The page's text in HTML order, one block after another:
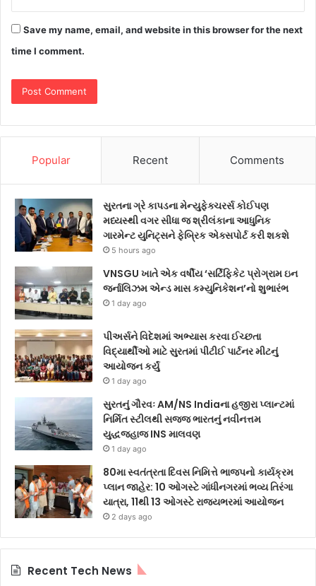
Save my name, email, and website in this browser for the next
time I comment.
Popular Recent Comments
સુરતના ગ્રે કાપડના મેન્યુફેક્ચરર્સ કોઈપણ
મધ્યસ્થી વગર સીધા જ શ્રીલંકાના આધુનિક
ગારમેન્ટ યુનિટ્સને ફેબ્રિક એક્સપોર્ટ કરી શકશે
5 hours ago
VNSGU ખાતે એક વર્ષીય ‘સર્ટિફિકેટ પ્રોગ્રામ ઇન
જર્નાલિઝમ એન્ડ માસ કમ્યુનિકેશન’નો શુભારંભ
1 day ago
પીઅર્સને વિદેશમાં અભ્યાસ કરવા ઈચ્છતા
વિદ્યાર્થીઓ માટે સુરતમાં પીટીઈ પાર્ટનર મીટનું
આયોજન કર્યું
1 day ago
સુરતનું ગૌરવઃ AM/NS Indiaના હજીરા પ્લાન્ટમાં
નિર્મિત સ્ટીલથી સજ્જ ભારતનું નવીનત્તમ
યુદ્ધજહાજ INS માલવણ
1 day ago
80મા સ્વતંત્રતા દિવસ નિમિત્તે ભાજપનો કાર્યક્રમ
પ્લાન જાહેર: 10 ઓગસ્ટે ગાંધીનગરમાં ભવ્ય તિરંગા
યાત્રા, 11થી 13 ઓગસ્ટે રાજ્યભરમાં આયોજન
2 days ago
Recent Tech News